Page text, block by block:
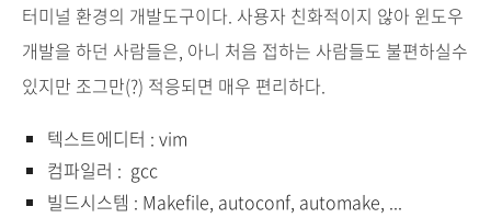
터미널 환경의 개발도구이다. 사용자 친화적이지 않아 윈도우
개발을 하던 사람들은, 아니 처음 접하는 사람들도 불편하실수
있지만 조그만(?) 적응되면 매우 편리하다.
텍스트에디터 : vim
컴파일러 : gcc
빌드시스템 : Makefile, autoconf, automake, ...